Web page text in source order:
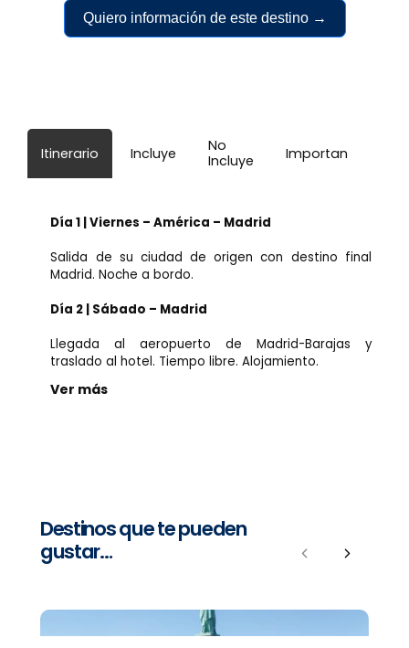
Quiero información de este destino →
Itinerario Incluye
No
Incluye
Importante
Día 1 | Viernes – América – Madrid
Salida de su ciudad de origen con destino final
Madrid. Noche a bordo.
Día 2 | Sábado – Madrid
Llegada al aeropuerto de Madrid-Barajas y
traslado al hotel. Tiempo libre. Alojamiento.
Ver más
Destinos que te pueden
gustar…
PreviousNext